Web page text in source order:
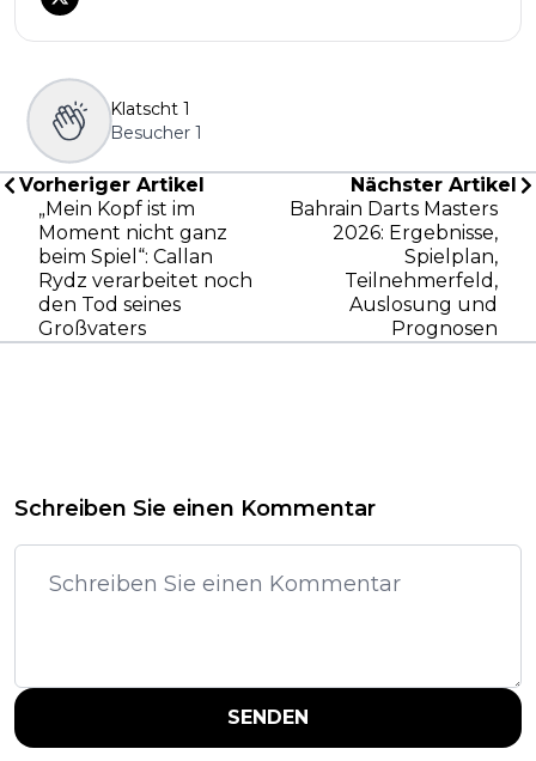
Klatscht 1
Besucher 1
Vorheriger Artikel
„Mein Kopf ist im
Moment nicht ganz
beim Spiel“: Callan
Rydz verarbeitet noch
den Tod seines
Großvaters
Nächster Artikel
Bahrain Darts Masters
2026: Ergebnisse,
Spielplan,
Teilnehmerfeld,
Auslosung und
Prognosen
Schreiben Sie einen Kommentar
SENDEN